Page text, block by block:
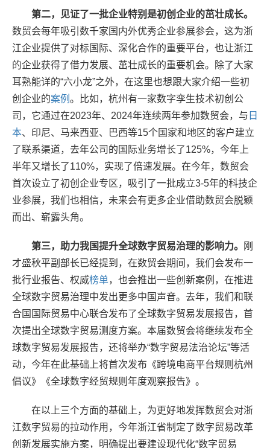
第二，见证了一批企业特别是初创企业的茁壮成长。
数贸会每年吸引数千家国内外优秀企业参展参会，这为浙
江企业提供了对标国际、深化合作的重要平台，也让浙江
的企业获得了借力发展、茁壮成长的重要机会。除了大家
耳熟能详的“六小龙”之外，在这里也想跟大家介绍一些初
创企业的案例 。比如，杭州有一家数字孪生技术初创公
司，它通过在2023年、2024年连续两年参加数贸会，与 日
本、印尼、马来西亚、巴西等15个国家和地区的客户建立
了联系渠道，去年公司的国际业务增长了125%，今年上
半年又增长了110%，实现了倍速发展。在今年，数贸会
首次设立了初创企业专区，吸引了一批成立3-5年的科技企
业参展，我们也相信，未来会有更多企业借助数贸会脱颖
而出、崭露头角。
第三，助力我国提升全球数字贸易治理的影响力。
刚
才盛秋平副部长已经提到，在数贸会期间，我们会发布一
批行业报告、权威榜单，也会推出一些创新案例，在推进
全球数字贸易治理中发出更多中国声音。去年，我们和联
合国国际贸易中心联合发布了全球数字贸易发展报告，首
次提出全球数字贸易测度方案。本届数贸会将继续发布全
球数字贸易发展报告，还将举办“数字贸易法治论坛”等活
动，今年在此基础上将首次发布《跨境电商平台规则杭州
倡议》《全球数字经贸规则年度观察报告》。
在以上三个方面的基础上，为更好地发挥数贸会对浙
江数字贸易的拉动作用，今年浙江省制定了数字贸易改革
创新发展实施方案，明确提出要建设现代化“数字贸易